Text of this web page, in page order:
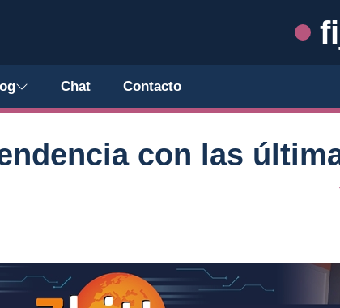
Chat Contacto
con las